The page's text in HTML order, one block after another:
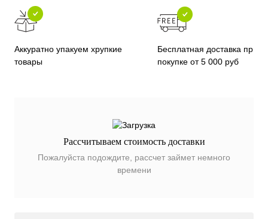
Аккуратно упакуем хрупкие
товары
Бесплатная доставка при
покупке от 5 000 руб
Рассчитываем стоимость доставки
Пожалуйста подождите, рассчет займет немного
времени